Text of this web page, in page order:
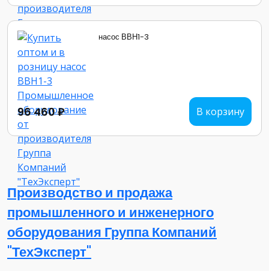
насос ВВН1-3
96 460 ₽ В корзину
Производство и продажа
промышленного и инженерного
оборудования Группа Компаний
"ТехЭксперт"